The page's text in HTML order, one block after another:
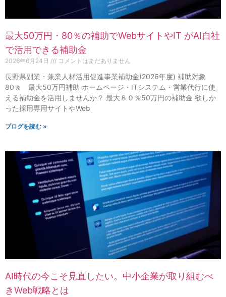
最大50万円・80％の補助でWebサイトやIT がAI自社
で活用できる補助金
2026年6月24日 コメントはまだありません
長野県副業・兼業人材活用促進事業補助金(2026年度) 補助対象
80％ 最大50万円補助 ホームページ・ITシステム・営業代行に使
える補助金を活用しませんか？ 最大８０％50万円の補助金 欲しか
った採用専用サイトやWeb
ブログを読む »
AI時代の今こそ見直したい。中小企業が取り組むべ
きWeb戦略とは